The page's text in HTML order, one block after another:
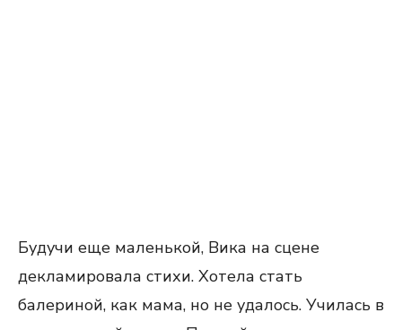
Будучи еще маленькой, Вика на сцене
декламировала стихи. Хотела стать
балериной, как мама, но не удалось. Училась в